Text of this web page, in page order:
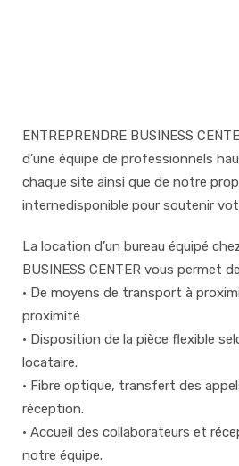
ENTREPRENDRE BUSINESS
d’une équipe de professionnels
chaque site ainsi que de notre
internedisponible pour soutenir
La location d’un bureau équipé
BUSINESS CENTER vous permet
• De moyens de transport à
proximité
• Disposition de la pièce flexible
locataire.
• Fibre optique, transfert des
réception.
• Accueil des collaborateurs et
notre équipe.